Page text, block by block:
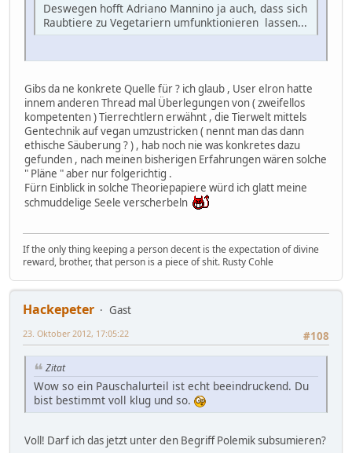
Deswegen hofft Adriano Mannino ja auch, dass sich
Raubtiere zu Vegetariern umfunktionieren lassen...
Gibs da ne konkrete Quelle für ? ich glaub , User elron hatte
innem anderen Thread mal Überlegungen von ( zweifellos
kompetenten ) Tierrechtlern erwähnt , die Tierwelt mittels
Gentechnik auf vegan umzustricken ( nennt man das dann
ethische Säuberung ? ) , hab noch nie was konkretes dazu
gefunden , nach meinen bisherigen Erfahrungen wären solche
" Pläne " aber nur folgerichtig .
Fürn Einblick in solche Theoriepapiere würd ich glatt meine
schmuddelige Seele verscherbeln
If the only thing keeping a person decent is the expectation of divine
reward, brother, that person is a piece of shit. Rusty Cohle
Hackepeter
Gast
#108
23. Oktober 2012, 17:05:22
Zitat
Wow so ein Pauschalurteil ist echt beeindruckend. Du
bist bestimmt voll klug und so.
Voll! Darf ich das jetzt unter den Begriff Polemik subsumieren?